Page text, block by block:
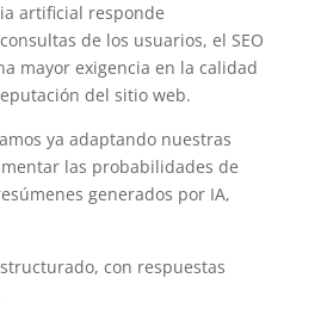
artificial responde
de los usuarios, el SEO
mayor exigencia en la calidad
del sitio web.
ya adaptando nuestras
las probabilidades de
generados por IA,
con respuestas